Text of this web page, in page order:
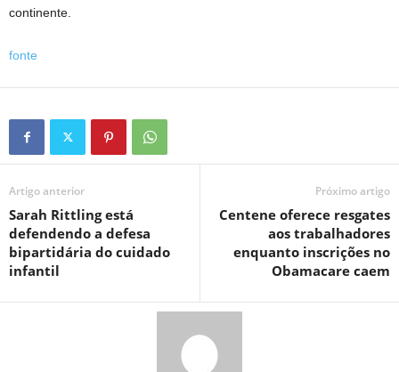
continente.
fonte
Artigo anterior
Sarah Rittling está
defendendo a defesa
bipartidária do cuidado
infantil
Próximo artigo
Centene oferece resgates
aos trabalhadores
enquanto inscrições no
Obamacare caem